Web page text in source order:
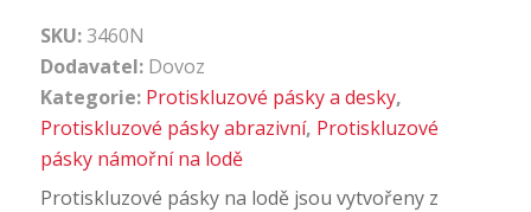
SKU:3460N
Dodavatel: Dovoz
Kategorie: Protiskluzové pásky a desky,
Protiskluzové pásky abrazivní, Protiskluzové
pásky námořní na lodě
Protiskluzové pásky na lodě jsou vytvořeny z